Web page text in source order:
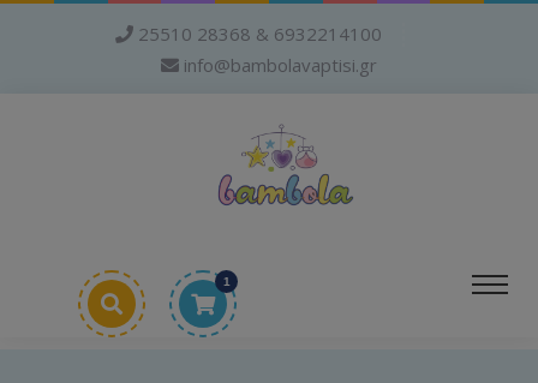
25510 28368 & 6932214100
info@bambolavaptisi.gr
1